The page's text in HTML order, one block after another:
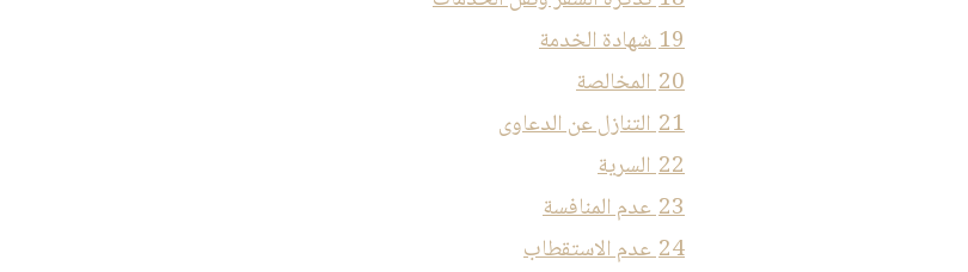
19شهادة الخدمة
20المخالصة
21التنازل عن الدعاوى
22السرية
23عدم المنافسة
24عدم الاستقطاب